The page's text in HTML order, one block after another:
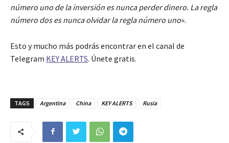
número uno de la inversión es nunca perder dinero. La regla
número dos es nunca olvidar la regla número uno».
Esto y mucho más podrás encontrar en el canal de
Telegram KEY ALERTS. Únete gratis.
TAGS Argentina China KEY ALERTS Rusia